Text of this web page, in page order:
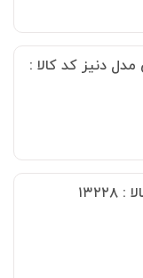
دنیز کد کالا :